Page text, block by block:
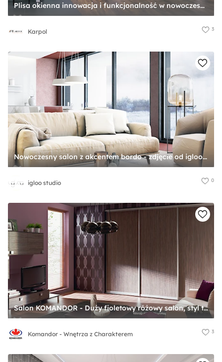
Plisa okienna innowacja i funkcjonalność w nowoczesnych wnętrzach! - zdjęcie od Karpol
Karpol 3
Nowoczesny salon z akcentem bordo - zdjęcie od igloo studio
igloo studio 0
Salon KOMANDOR - Duży fioletowy różowy salon, styl tradycyjny - zdjęcie od Komandor - Wnętrza z Charakterem
Komandor - Wnętrza z Charakterem 3